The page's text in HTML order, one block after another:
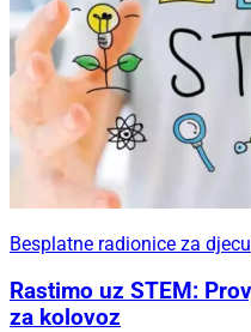
Besplatne radionice za djecu
Rastimo uz STEM:
za kolovoz